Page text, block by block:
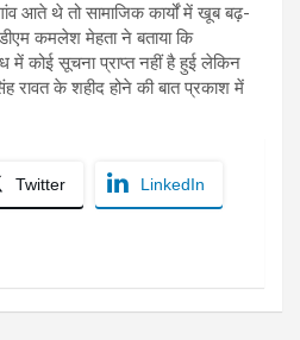
आते थे तो सामाजिक कार्यों में खूब बढ़-
कमलेश मेहता ने बताया कि
कोई सूचना प्राप्त नहीं है हुई लेकिन
रावत के शहीद होने की बात प्रकाश में
Twitter LinkedIn